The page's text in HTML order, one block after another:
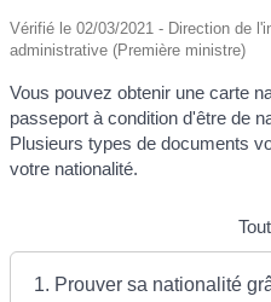
Vérifié le 02/03/2021 - Direction de
administrative (Première ministre)
Vous pouvez obtenir une carte
passeport à condition d'être de
Plusieurs types de documents
votre nationalité.
1. Prouver sa nationalité